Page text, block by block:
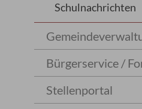
Schulnachrichten
Bürgerservice /
Stellenportal